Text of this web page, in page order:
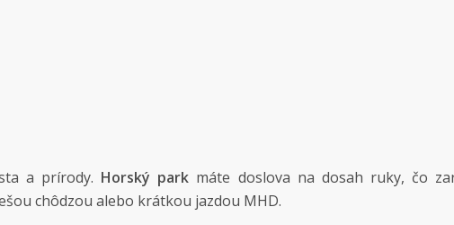
a prírody. Horský park máte doslova na dosah ruky, čo
chôdzou alebo krátkou jazdou MHD.